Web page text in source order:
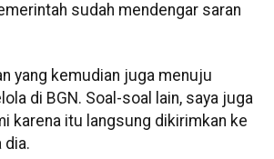
sudah mendengar saran
yang kemudian juga menuju
di BGN. Soal-soal lain, saya juga
karena itu langsung dikirimkan ke
dia.